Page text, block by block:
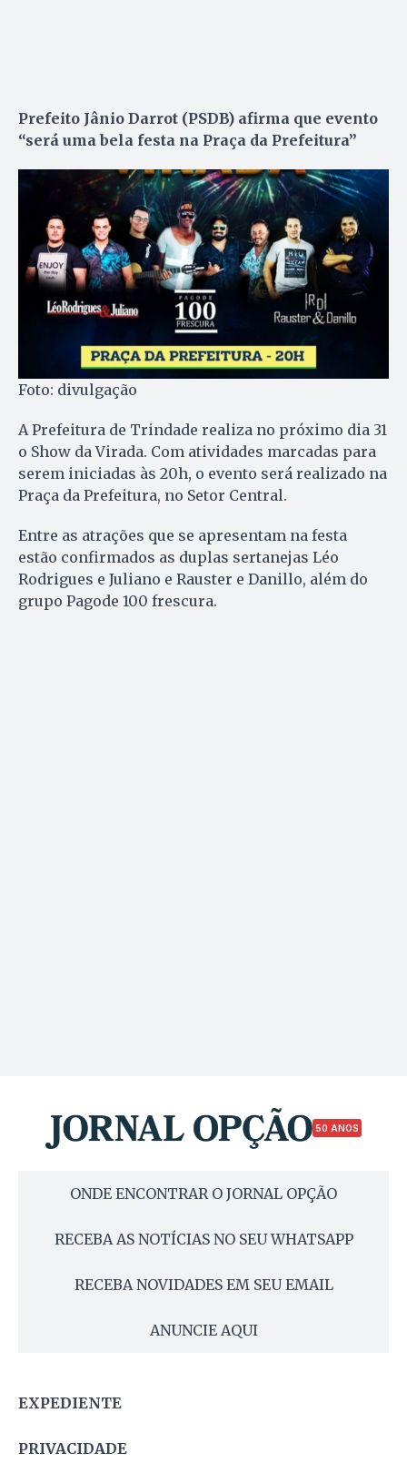
Prefeito Jânio Darrot (PSDB) afirma que evento
“será uma bela festa na Praça da Prefeitura”
Foto: divulgação
A Prefeitura de Trindade realiza no próximo dia 31
o Show da Virada. Com atividades marcadas para
serem iniciadas às 20h, o evento será realizado na
Praça da Prefeitura, no Setor Central.
Entre as atrações que se apresentam na festa
estão confirmados as duplas sertanejas Léo
Rodrigues e Juliano e Rauster e Danillo, além do
grupo Pagode 100 frescura.
50 ANOS
ONDE ENCONTRAR O JORNAL OPÇÃO
RECEBA AS NOTÍCIAS NO SEU WHATSAPP
RECEBA NOVIDADES EM SEU EMAIL
ANUNCIE AQUI
EXPEDIENTE
PRIVACIDADE